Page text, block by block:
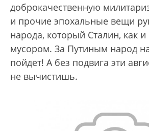
доброкачественную
и прочие эпохальные вещи
народа, который Сталин, как
мусором. За Путиным народ
пойдет! А без подвига эти
не вычистишь.